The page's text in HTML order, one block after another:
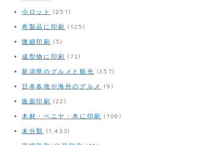
小ロット
(251)
布製品に印刷 (125)
微細印刷 (5)
成型物に印刷 (72)
新潟県のグルメと観光 (357)
日本各地や海外のグルメ
(9)
曲面印刷 (22)
木材・ベニヤ・木に印刷 (106)
未分類 (1,433)